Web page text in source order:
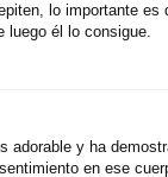
lo importante es
luego él lo consigue.
adorable y ha
en ese